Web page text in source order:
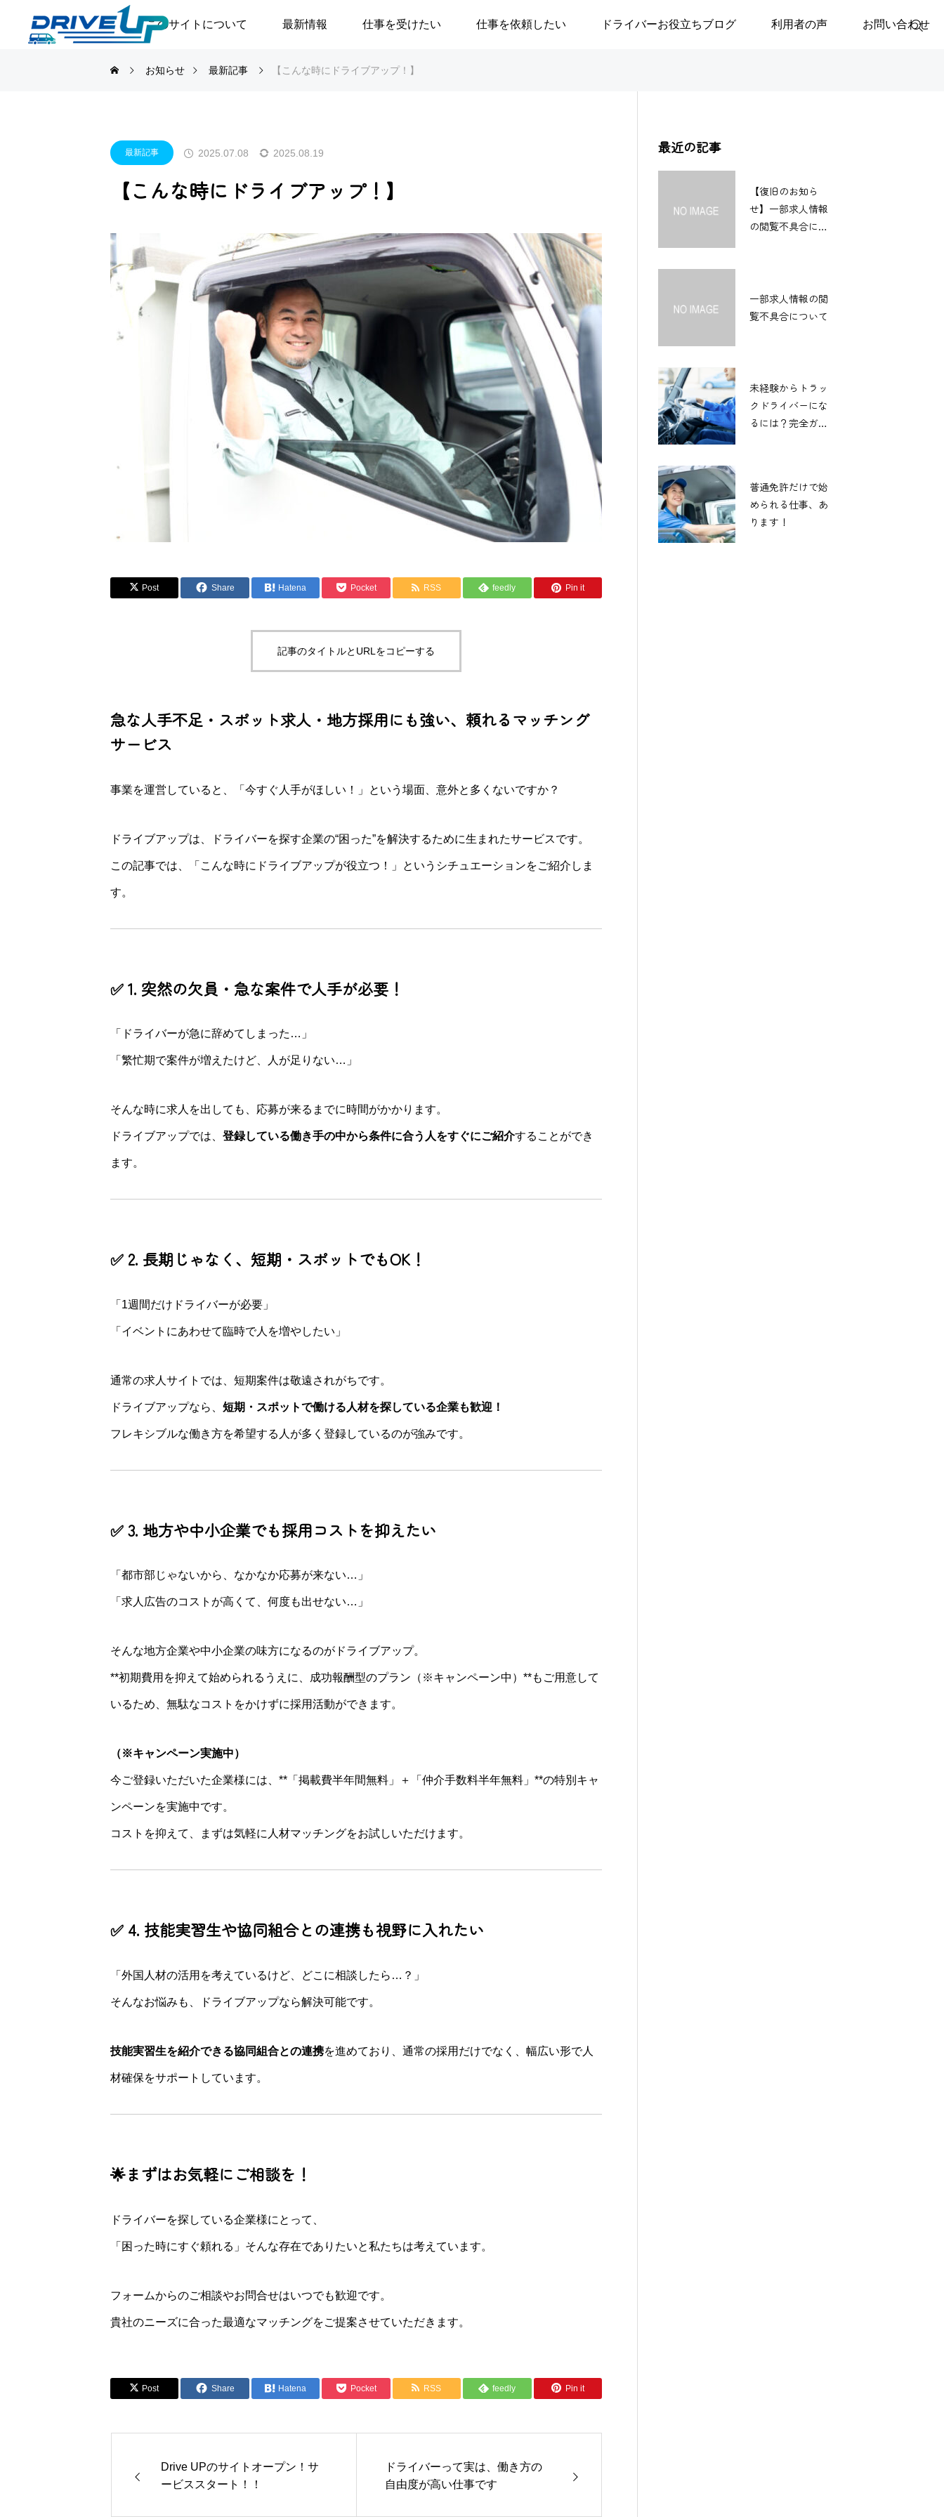
このサイトについて 最新情報 仕事を受けたい 仕事を依頼したい ドライバーお役立ちブログ 利用者の声 お問い合わせ
お知らせ 最新記事 【こんな時にドライブアップ！】
最新記事 2025.07.08 2025.08.19
【こんな時にドライブアップ！】
Post Share Hatena Pocket RSS feedly Pin it
記事のタイトルとURLをコピーする
急な人手不足・スポット求人・地方採用にも強い、頼れるマッチング
サービス
事業を運営していると、「今すぐ人手がほしい！」という場面、意外と多くないですか？
ドライブアップは、ドライバーを探す企業の“困った”を解決するために生まれたサービスです。
この記事では、「こんな時にドライブアップが役立つ！」というシチュエーションをご紹介しま
す。
✅ 1. 突然の欠員・急な案件で人手が必要！
「ドライバーが急に辞めてしまった…」
「繁忙期で案件が増えたけど、人が足りない…」
そんな時に求人を出しても、応募が来るまでに時間がかかります。
ドライブアップでは、 登録している働き手の中から条件に合う人をすぐにご紹介することができ
ます。
✅ 2. 長期じゃなく、短期・スポットでもOK！
「1週間だけドライバーが必要」
「イベントにあわせて臨時で人を増やしたい」
通常の求人サイトでは、短期案件は敬遠されがちです。
ドライブアップなら、 短期・スポットで働ける人材を探している企業も歓迎！
フレキシブルな働き方を希望する人が多く登録しているのが強みです。
✅ 3. 地方や中小企業でも採用コストを抑えたい
「都市部じゃないから、なかなか応募が来ない…」
「求人広告のコストが高くて、何度も出せない…」
そんな地方企業や中小企業の味方になるのがドライブアップ。
**初期費用を抑えて始められるうえに、成功報酬型のプラン（※キャンペーン中）**もご用意して
いるため、無駄なコストをかけずに採用活動ができます。
（※キャンペーン実施中）
今ご登録いただいた企業様には、**「掲載費半年間無料」＋「仲介手数料半年無料」**の特別キャ
ンペーンを実施中です。
コストを抑えて、まずは気軽に人材マッチングをお試しいただけます。
✅ 4. 技能実習生や協同組合との連携も視野に入れたい
「外国人材の活用を考えているけど、どこに相談したら…？」
そんなお悩みも、ドライブアップなら解決可能です。
技能実習生を紹介できる協同組合との連携を進めており、通常の採用だけでなく、幅広い形で人
材確保をサポートしています。
🌟まずはお気軽にご相談を！
ドライバーを探している企業様にとって、
「困った時にすぐ頼れる」そんな存在でありたいと私たちは考えています。
フォームからのご相談やお問合せはいつでも歓迎です。
貴社のニーズに合った最適なマッチングをご提案させていただきます。
Post Share Hatena Pocket RSS feedly Pin it
Drive UPのサイトオープン！サ
ービススタート！！
ドライバーって実は、働き方の
自由度が高い仕事です
最近の記事
【復旧のお知ら
せ】一部求人情報
の閲覧不具合につ
一部求人情報の閲
覧不具合について
未経験からトラッ
クドライバーにな
るには？完全ガイ
普通免許だけで始
められる仕事、あ
ります！